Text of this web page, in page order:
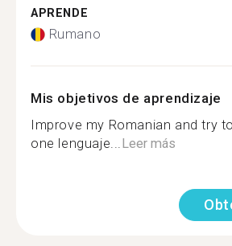
APRENDE
Rumano
Mis objetivos de aprendizaje
Improve my Romanian and try
one lenguaje...Leer más